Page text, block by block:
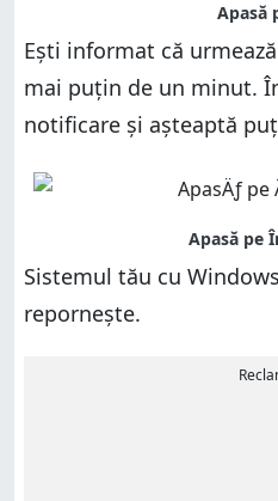
Ești informat că
mai puțin de un minut.
notificare și așteaptă
Sistemul tău cu
repornește.